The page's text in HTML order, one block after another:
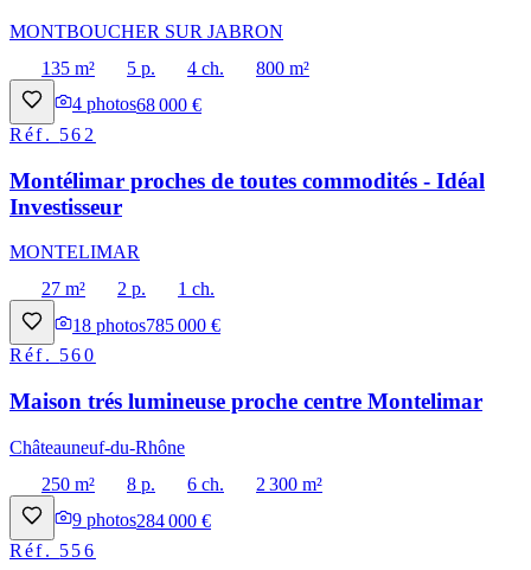
MONTBOUCHER SUR JABRON
135 m²
5 p. 4 ch.
800 m²
4 photos68 000 €
Réf. 562
Montélimar proches de toutes commodités - Idéal
Investisseur
MONTELIMAR
27 m²
2 p.
1 ch.
18 photos785 000 €
Réf. 560
Maison trés lumineuse proche centre Montelimar
Châteauneuf-du-Rhône
250 m²
8 p. 6 ch.
2 300 m²
9 photos284 000 €
Réf. 556